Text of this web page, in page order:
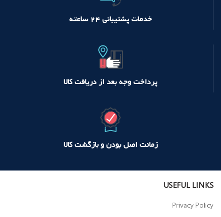
خدمات پشتیبانی ۲۴ ساعته
پرداخت وجه بعد از دریافت کالا
زمانت اصل بودن و بازگشت کالا
USEFUL LINKS
Privacy Policy